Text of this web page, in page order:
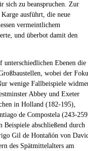
sich zu beanspruchen. Zur
ausführt, die neue
vermeintlichem
und überbot damit den
unterschiedlichen Ebenen die
wobei der
wenige Fallbeispiele
Abbey und Exeter
in Holland (182-195),
de Compostela (243-
Beispiele abschließend durch
Gil de Hontañón von
des Spätmittelalters am